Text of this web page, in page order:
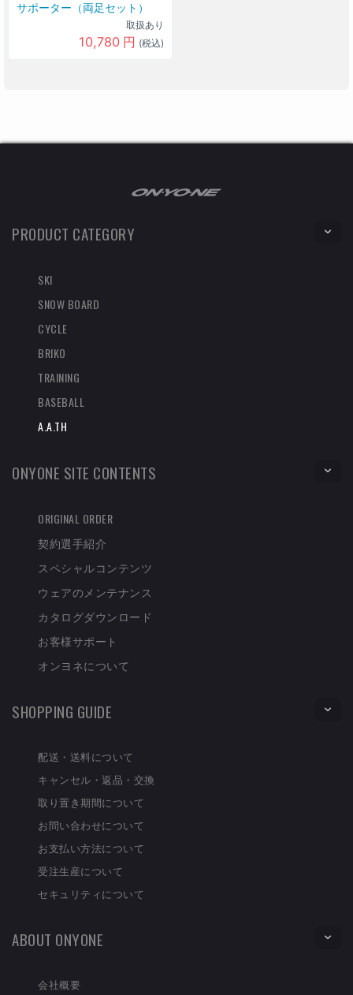
サポーター（両足セット）
取扱あり
10,780 円 (税込)
PRODUCT CATEGORY
SKI
SNOW BOARD
CYCLE
BRIKO
TRAINING
BASEBALL
A.A.TH
ONYONE SITE CONTENTS
ORIGINAL ORDER
契約選手紹介
スペシャルコンテンツ
ウェアのメンテナンス
カタログダウンロード
お客様サポート
オンヨネについて
SHOPPING GUIDE
配送・送料について
キャンセル・返品・交換
取り置き期間について
お問い合わせについて
お支払い方法について
受注生産について
セキュリティについて
ABOUT ONYONE
会社概要